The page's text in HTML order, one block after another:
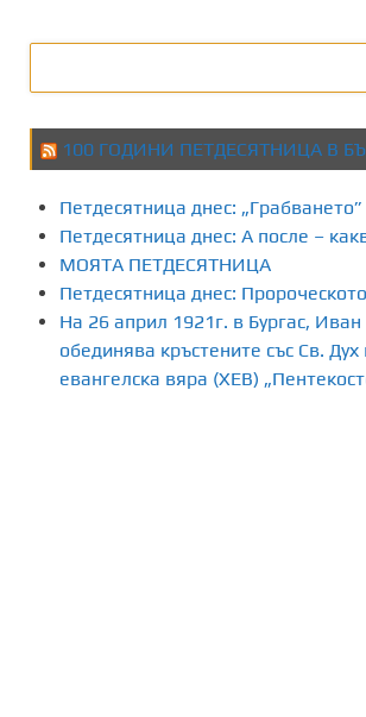
з
д
е
я
н
е
100 ГОДИНИ ПЕТДЕСЯТНИЦА В
Петдесятница днес:
Петдесятница днес: А после –
МОЯТА ПЕТДЕСЯТНИЦА
Петдесятница днес:
На 26 април 1921г. в Бургас,
обединява кръстените със Св. Дух
евангелска вяра (ХЕВ)